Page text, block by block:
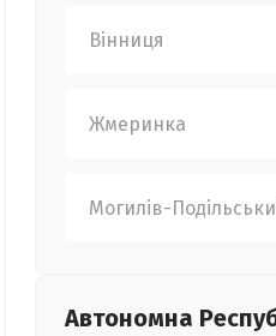
Вінниця
Жмеринка
Могилів-
Автономна